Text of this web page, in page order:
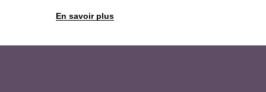
En savoir plus